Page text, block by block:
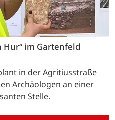
Hur“ im Gartenfeld
in der Agritiusstraße
Archäologen an einer
Stelle.